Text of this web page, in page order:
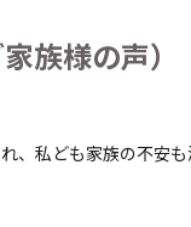
族様の声）
、私ども家族の不安